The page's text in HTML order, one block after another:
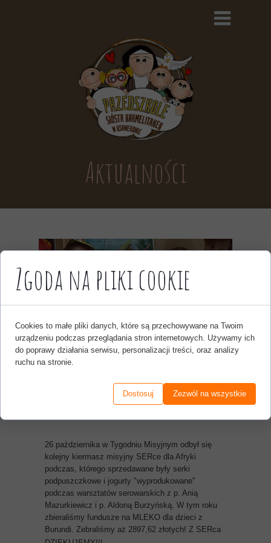
Aktualności
SERce dla Afryki, czyli kiermasz
26 października w Tygodniu Misyjnym odbył się
kolejny kiermasz misyjny SERce dla Afryki
podczas, którego sprzedawane były serki
podpuszczkowe i jogurty "wyprodukowane"
podczas warsztatów serowarskich z p. Anią
Mazurkiewicz i p. Aldoną Burzyńską. W tym roku
zbieraliśmy fundusze na MLEKO dla dzieci z
Burundi. Zebraliśmy aż 2897,62 złotych! Z SERca
Zgoda na pliki cookie
Cookies to małe pliki danych, które są przechowywane na Twoim
urządzeniu podczas przeglądania stron internetowych. Używamy ich
do poprawy działania serwisu, personalizacji treści, oraz analizy
ruchu na stronie.
Dostosuj Zezwól na wszystkie